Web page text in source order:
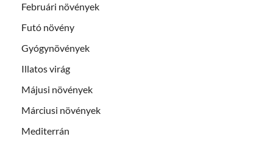
Februári növények
Futó növény
Gyógynövények
Illatos virág
Májusi növények
Márciusi növények
Mediterrán